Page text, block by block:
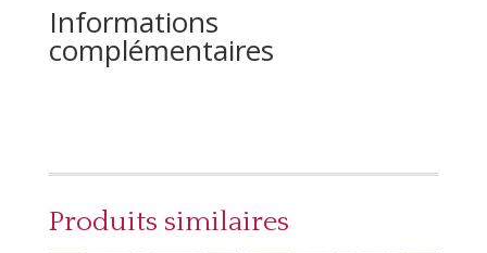
Informations
complémentaires
Produits similaires